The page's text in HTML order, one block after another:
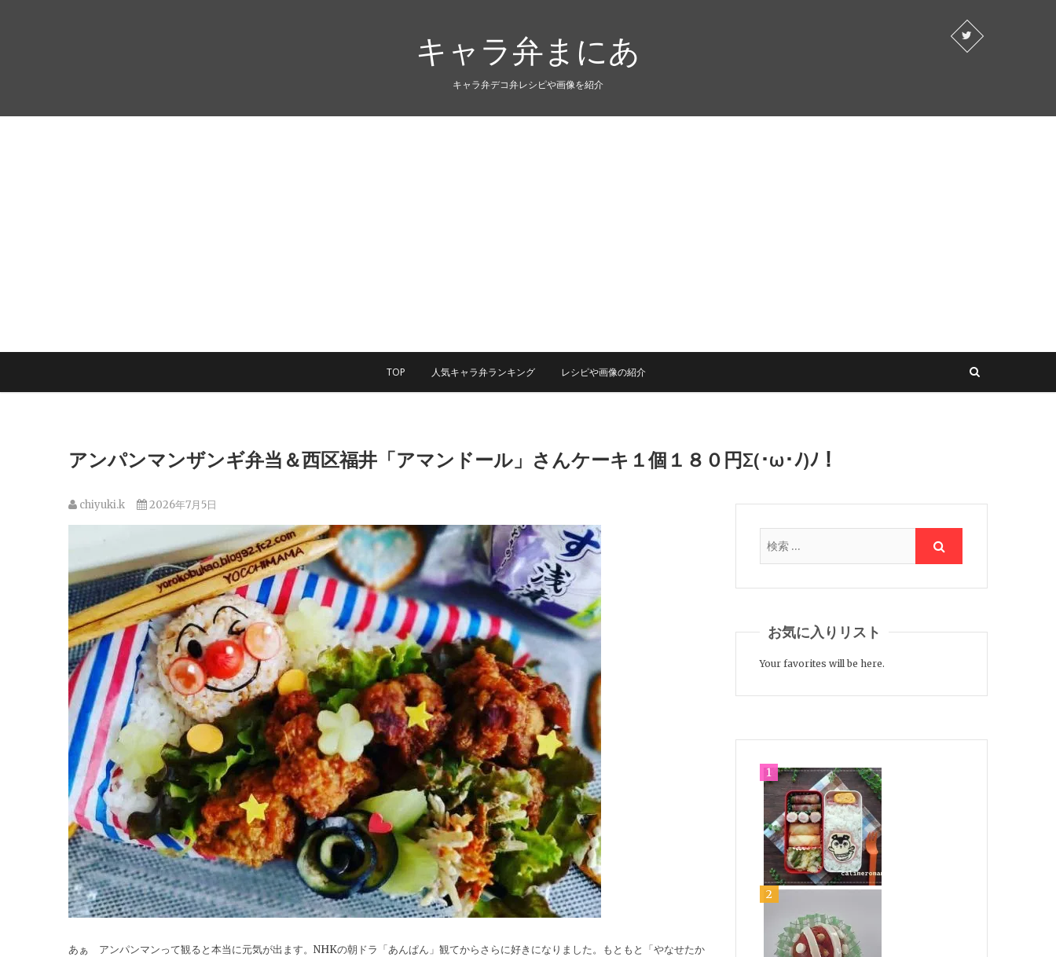
キャラ弁まにあ
キャラ弁デコ弁レシピや画像を紹介
TOP 人気キャラ弁ランキング レシピや画像の紹介
アンパンマンザンギ弁当＆西区福井「アマンドール」さんケーキ１個１８０円Σ(･ω･ﾉ)ﾉ！
chiyuki.k 2026年7月5日
あぁ アンパンマンって観ると本当に元気が出ます。NHKの朝ドラ「あんぱん」観てからさらに好きになりました。もともと「やなせたか
お気に入りリスト
Your favorites will be here.